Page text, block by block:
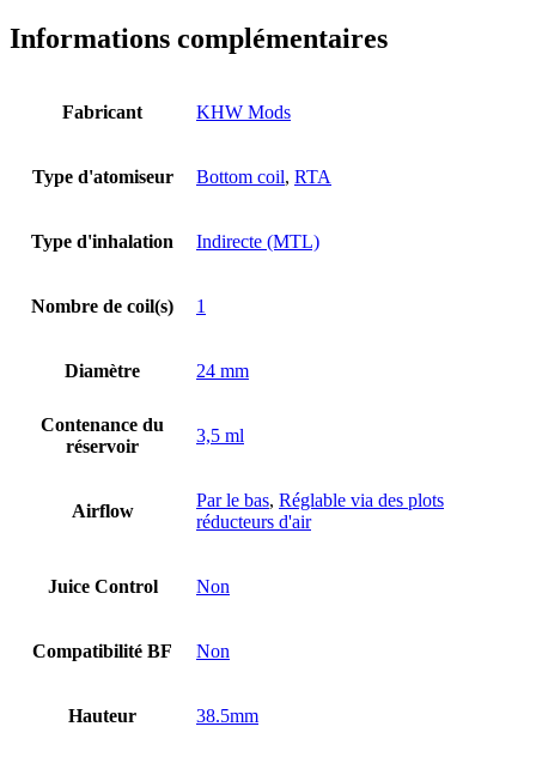
Informations complémentaires
Fabricant KHW Mods
Type d'atomiseur Bottom coil, RTA
Type d'inhalation Indirecte (MTL)
Nombre de coil(s) 1
Diamètre 24 mm
Contenance du
réservoir
3,5 ml
Airflow
Par le bas, Réglable via des plots
réducteurs d'air
Juice Control Non
Compatibilité BF Non
Hauteur 38.5mm